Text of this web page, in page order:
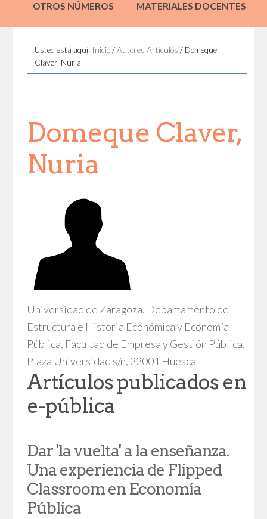
OTROS NÚMEROS MATERIALES DOCENTES
Usted está aquí: Inicio / Autores Artículos / Domeque
Claver, Nuria
Domeque Claver,
Nuria
Universidad de Zaragoza. Departamento de
Estructura e Historia Económica y Economía
Pública, Facultad de Empresa y Gestión Pública,
Plaza Universidad s/n, 22001 Huesca
Artículos publicados en
e-pública
Dar 'la vuelta' a la enseñanza.
Una experiencia de Flipped
Classroom en Economía
Pública